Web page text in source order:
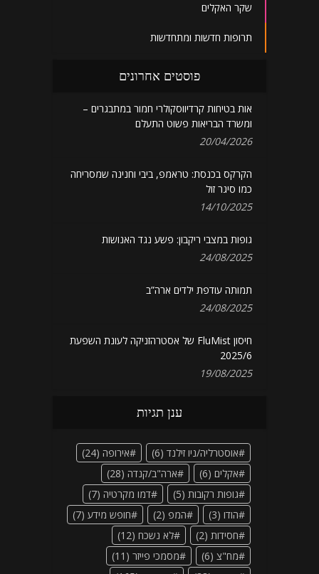
שקר האקלים
תרופות חדשות ומתחדשות
פוסטים אחרונים
אות בטיחות קרדיווסקולרי חמור במתבגרים –
ומשרד הבריאות פשוט התעלם
20/04/2026
הקרקס בכנסת: טראמפ, ביבי וחנינה שמסריחה
כמו סיגר זול
14/10/2025
גופות במצבי ריקבון: פשע נגד האנושות
24/08/2025
תמותה עודפת ילדים ארה”ב
24/08/2025
חיסון FluMist של אסטרהזניקה לעונת השפעת
2025/6
19/08/2025
ענן תגיות
אוסטרליה/ניו זילנד (6) אירופה (24)
אקלים (6) ארה"ב/קנדה (28)
גופות רקובות (5) דמו מקרטיה (7)
הודו (3) המפ (2) חופש מידע (7)
חסידות (2) לא נשכח (12)
מח"צ (6) מסמכי פייזר (11)